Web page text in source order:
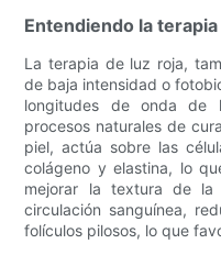
Entendiendo la
La terapia de luz roja,
de baja intensidad o
longitudes de onda de
procesos naturales de
piel, actúa sobre las
colágeno y elastina, lo
mejorar la textura de la
circulación sanguínea,
folículos pilosos, lo que